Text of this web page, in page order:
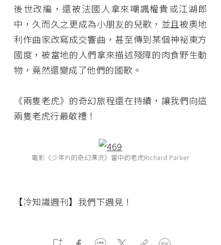
後世改編，還被法國人拿來嘲諷權貴或江湖郎
中，久而久之更成為小朋友的兒歌，並且被奧地
利作曲家改寫成交響曲，甚至傳到某個神祕東方
國度，被當地的人們拿來描述殘障的肉食野生動
物，竟然還變成了他們的國歌。
《兩隻老虎》的奇幻旅程還在持續，讓我們向這
兩隻老虎行最敬禮！
電影《少年Pi的奇幻漂流》當中的老虎Richard Parker
【冷知識週刊】我們下週見！